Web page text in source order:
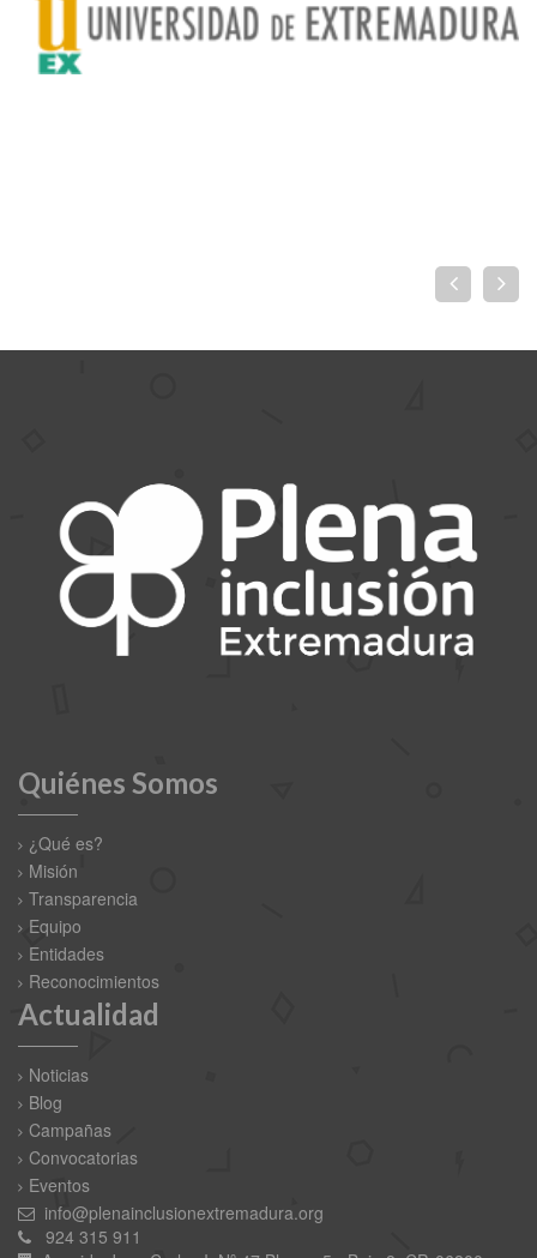
Quiénes Somos
¿Qué es?
Misión
Transparencia
Equipo
Entidades
Reconocimientos
Actualidad
Noticias
Blog
Campañas
Convocatorias
Eventos
info@plenainclusionextremadura.org
924 315 911